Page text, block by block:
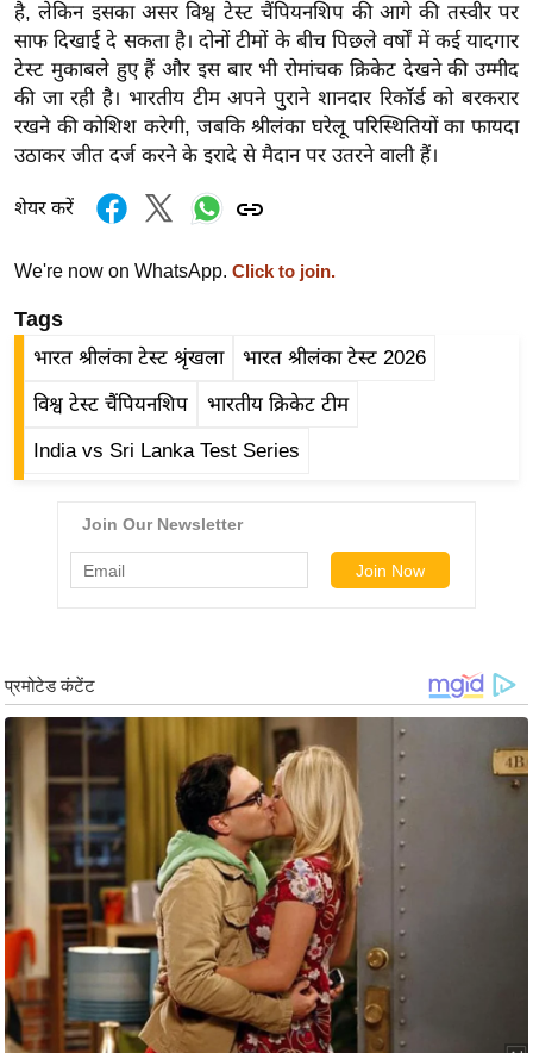
हॉ
ली
वु
ड
फि
स
क्षा
B
a
k
ला
इ
स्टा
इ
ल
क्नॉ
लॉ
जी
ब्यू
टी
है, लेकिन इसका असर विश्व टेस्ट चैंपियनशिप की आगे की तस्वीर पर
साफ दिखाई दे सकता है। दोनों टीमों के बीच पिछले वर्षों में कई यादगार
टेस्ट मुकाबले हुए हैं और इस बार भी रोमांचक क्रिकेट देखने की उम्मीद
की जा रही है। भारतीय टीम अपने पुराने शानदार रिकॉर्ड को बरकरार
रखने की कोशिश करेगी, जबकि श्रीलंका घरेलू परिस्थितियों का फायदा
उठाकर जीत दर्ज करने के इरादे से मैदान पर उतरने वाली हैं।
शेयर करें
We're now on WhatsApp. Click to join.
Tags
भारत श्रीलंका टेस्ट श्रृंखला भारत श्रीलंका टेस्ट 2026
विश्व टेस्ट चैंपियनशिप भारतीय क्रिकेट टीम
India vs Sri Lanka Test Series